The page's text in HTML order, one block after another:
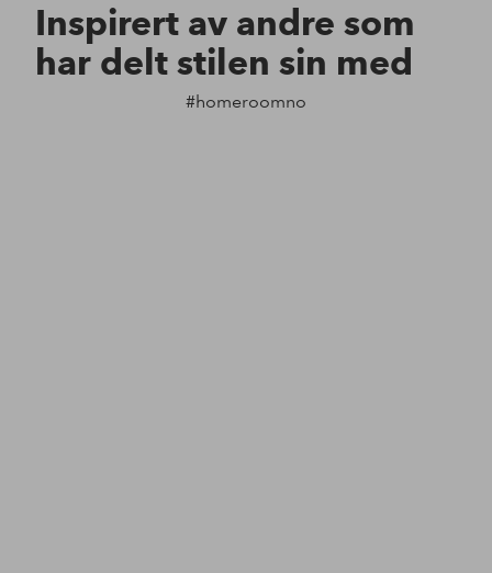
Inspirert av andre som
har delt stilen sin med
#homeroomno